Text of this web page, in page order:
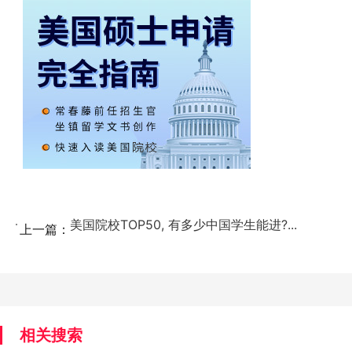
上一篇： 美国院校TOP50, 有多少中国学生能进?...
相关搜索